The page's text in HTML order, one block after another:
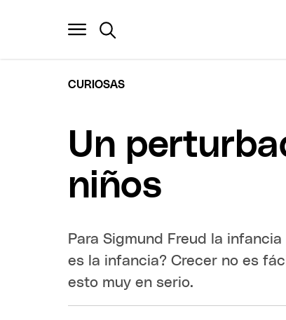
CURIOSAS
Un
niños
Para Sigmund Freud la
es la infancia? Crecer no es
esto muy en serio.